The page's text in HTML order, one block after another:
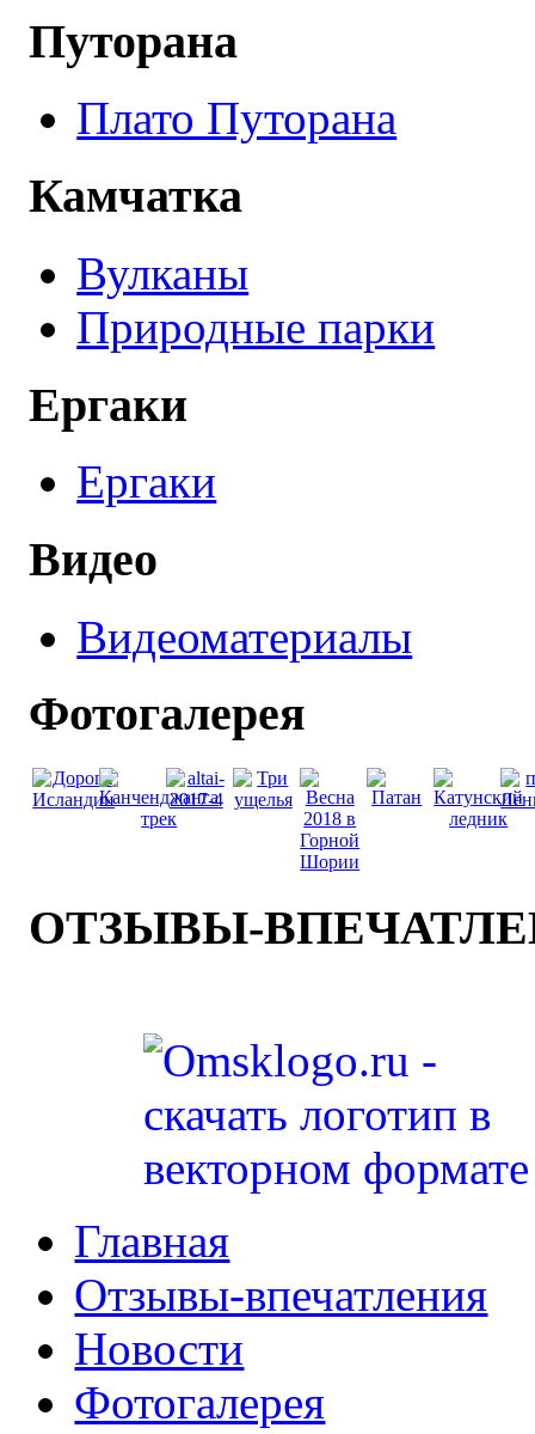
Путорана
Плато Путорана
Камчатка
Вулканы
Природные парки
Ергаки
Ергаки
Видео
Видеоматериалы
Фотогалерея
ОТЗЫВЫ-
Главная
Отзывы-впечатления
Новости
Фотогалерея